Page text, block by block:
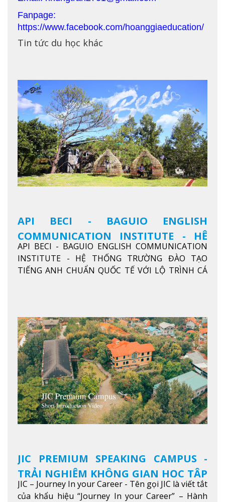
Fanpage:
https://www.facebook.com/hoanggiaeducation/
Tin tức du học khác
API BECI - BAGUIO ENGLISH
COMMUNICATION INSTITUTE - HỆ
THỐNG TRƯỜNG ĐÀO TẠO TIẾNG
ANH CHUẨN QUỐC TẾ
API BECI - BAGUIO ENGLISH COMMUNICATION
INSTITUTE - HỆ THỐNG TRƯỜNG ĐÀO TẠO
TIẾNG ANH CHUẨN QUỐC TẾ VỚI LỘ TRÌNH CÁ
JIC PREMIUM SPEAKING CAMPUS -
TRẢI NGHIỆM KHÔNG GIAN HỌC TẬP
5 SAO TẠI BAGUIO
JIC – Journey In your Career - Tên gọi JIC là viết tắt
của khẩu hiệu “Journey In your Career” – Hành